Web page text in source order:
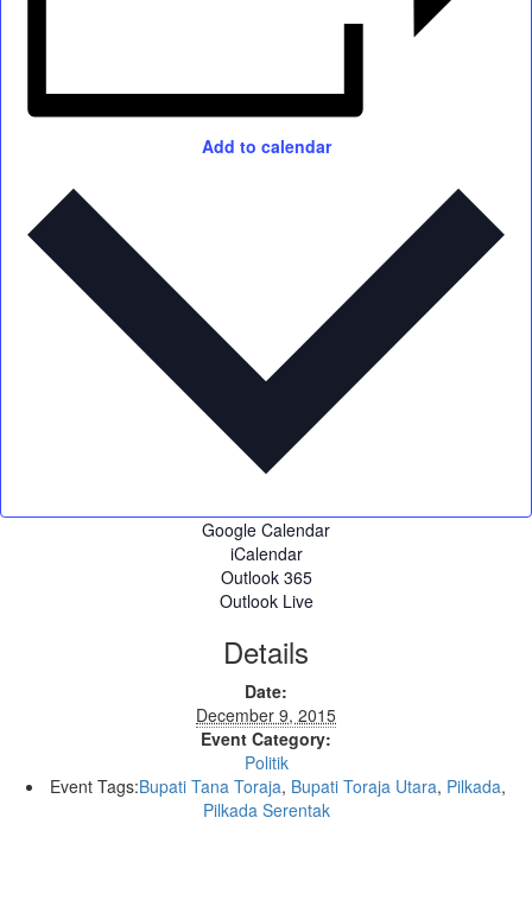
Add to calendar
Google Calendar
iCalendar
Outlook 365
Outlook Live
Details
Date:
December 9, 2015
Event Category:
Politik
Event Tags:Bupati Tana Toraja, Bupati Toraja Utara, Pilkada,
Pilkada Serentak